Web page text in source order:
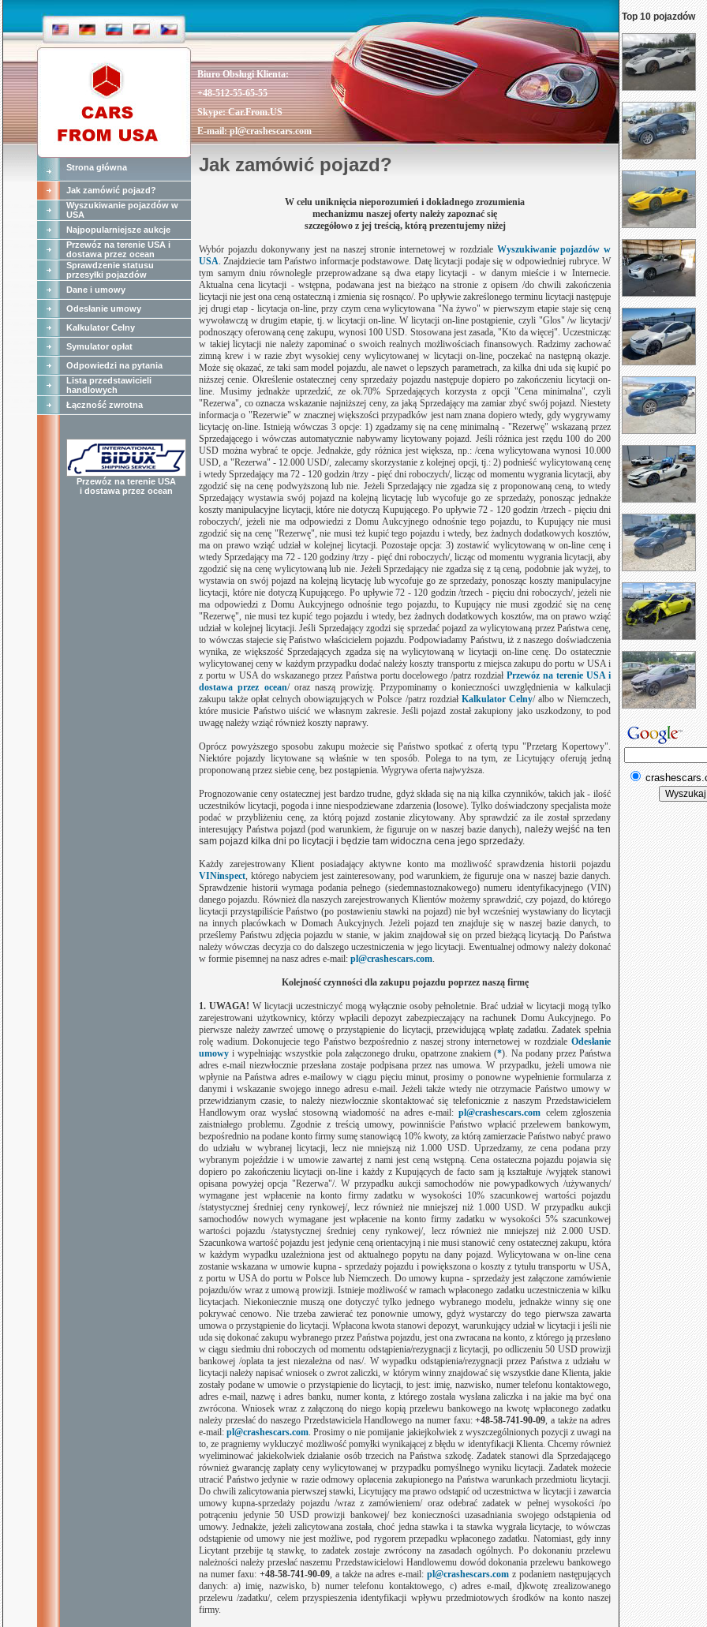
Biuro Obsługi Klienta:
+48-512-55-65-55
Skype:Car.From.US
E-mail:pl@crashescars.com
Strona główna
Jak zamówić pojazd?
Wyszukiwanie pojazdów w
USA
Najpopularniejsze aukcje
Przewóz na terenie USA i
dostawa przez ocean
Sprawdzenie statusu
przesyłki pojazdów
Dane i umowy
Odesłanie umowy
Kalkulator Celny
Symulator opłat
Odpowiedzi na pytania
Lista przedstawicieli
handlowych
Łączność zwrotna
Przewóz na terenie USA
i dostawa przez ocean
Jak zamówić pojazd?
W celu uniknięcia nieporozumień i dokładnego zrozumienia
mechanizmu naszej oferty należy zapoznać się
szczegółowo z jej treścią, którą prezentujemy niżej
Wybór pojazdu dokonywany jest na naszej stronie internetowej w rozdziale Wyszukiwanie pojazdów w
USA. Znajdziecie tam Państwo informacje podstawowe. Datę licytacji podaje się w odpowiedniej rubryce. W
tym samym dniu równolegle przeprowadzane są dwa etapy licytacji - w danym mieście i w Internecie.
Aktualna cena licytacji - wstępna, podawana jest na bieżąco na stronie z opisem /do chwili zakończenia
licytacji nie jest ona ceną ostateczną i zmienia się rosnąco/. Po upływie zakreślonego terminu licytacji następuje
jej drugi etap - licytacja on-line, przy czym cena wylicytowana "Na żywo" w pierwszym etapie staje się ceną
wywoławczą w drugim etapie, tj. w licytacji on-line. W licytacji on-line postąpienie, czyli "Glos" /w licytacji/
podnoszący oferowaną cenę zakupu, wynosi 100 USD. Stosowana jest zasada, "Kto da więcej". Uczestnicząc
w takiej licytacji nie należy zapominać o swoich realnych możliwościach finansowych. Radzimy zachować
zimną krew i w razie zbyt wysokiej ceny wylicytowanej w licytacji on-line, poczekać na następną okazje.
Może się okazać, ze taki sam model pojazdu, ale nawet o lepszych parametrach, za kilka dni uda się kupić po
niższej cenie. Określenie ostatecznej ceny sprzedaży pojazdu następuje dopiero po zakończeniu licytacji on-
line. Musimy jednakże uprzedzić, ze ok.70% Sprzedających korzysta z opcji "Cena minimalna", czyli
"Rezerwa", co oznacza wskazanie najniższej ceny, za jaką Sprzedający ma zamiar zbyć swój pojazd. Niestety
informacja o "Rezerwie" w znacznej większości przypadków jest nam znana dopiero wtedy, gdy wygrywamy
licytację on-line. Istnieją wówczas 3 opcje: 1) zgadzamy się na cenę minimalną - "Rezerwę" wskazaną przez
Sprzedającego i wówczas automatycznie nabywamy licytowany pojazd. Jeśli różnica jest rzędu 100 do 200
USD można wybrać te opcje. Jednakże, gdy różnica jest większa, np.: /cena wylicytowana wynosi 10.000
USD, a "Rezerwa" - 12.000 USD/, zalecamy skorzystanie z kolejnej opcji, tj.: 2) podnieść wylicytowaną cenę
i wtedy Sprzedający ma 72 - 120 godzin /trzy - pięć dni roboczych/, licząc od momentu wygrania licytacji, aby
zgodzić się na cenę podwyższoną lub nie. Jeżeli Sprzedający nie zgadza się z proponowaną ceną, to wtedy
Sprzedający wystawia swój pojazd na kolejną licytację lub wycofuje go ze sprzedaży, ponosząc jednakże
koszty manipulacyjne licytacji, które nie dotyczą Kupującego. Po upływie 72 - 120 godzin /trzech - pięciu dni
roboczych/, jeżeli nie ma odpowiedzi z Domu Aukcyjnego odnośnie tego pojazdu, to Kupujący nie musi
zgodzić się na cenę "Rezerwę", nie musi też kupić tego pojazdu i wtedy, bez żadnych dodatkowych kosztów,
ma on prawo wziąć udział w kolejnej licytacji. Pozostaje opcja: 3) zostawić wylicytowaną w on-line cenę i
wtedy Sprzedający ma 72 - 120 godziny /trzy - pięć dni roboczych/, licząc od momentu wygrania licytacji, aby
zgodzić się na cenę wylicytowaną lub nie. Jeżeli Sprzedający nie zgadza się z tą ceną, podobnie jak wyżej, to
wystawia on swój pojazd na kolejną licytację lub wycofuje go ze sprzedaży, ponosząc koszty manipulacyjne
licytacji, które nie dotyczą Kupującego. Po upływie 72 - 120 godzin /trzech - pięciu dni roboczych/, jeżeli nie
ma odpowiedzi z Domu Aukcyjnego odnośnie tego pojazdu, to Kupujący nie musi zgodzić się na cenę
"Rezerwę", nie musi tez kupić tego pojazdu i wtedy, bez żadnych dodatkowych kosztów, ma on prawo wziąć
udział w kolejnej licytacji. Jeśli Sprzedający zgodzi się sprzedać pojazd za wylicytowaną przez Państwa cenę,
to wówczas stajecie się Państwo właścicielem pojazdu. Podpowiadamy Państwu, iż z naszego doświadczenia
wynika, ze większość Sprzedających zgadza się na wylicytowaną w licytacji on-line cenę. Do ostatecznie
wylicytowanej ceny w każdym przypadku dodać należy koszty transportu z miejsca zakupu do portu w USA i
z portu w USA do wskazanego przez Państwa portu docelowego /patrz rozdziałPrzewóz na terenie USA i
dostawa przez ocean/ oraz naszą prowizję. Przypominamy o konieczności uwzględnienia w kalkulacji
zakupu także opłat celnych obowiązujących w Polsce /patrz rozdział Kalkulator Celny/ albo w Niemczech,
które musicie Państwo uiścić we własnym zakresie. Jeśli pojazd został zakupiony jako uszkodzony, to pod
uwagę należy wziąć również koszty naprawy.
Oprócz powyższego sposobu zakupu możecie się Państwo spotkać z ofertą typu "Przetarg Kopertowy".
Niektóre pojazdy licytowane są właśnie w ten sposób. Polega to na tym, ze Licytujący oferują jedną
proponowaną przez siebie cenę, bez postąpienia. Wygrywa oferta najwyższa.
Prognozowanie ceny ostatecznej jest bardzo trudne, gdyż składa się na nią kilka czynników, takich jak - ilość
uczestników licytacji, pogoda i inne niespodziewane zdarzenia (losowe). Tylko doświadczony specjalista może
podać w przybliżeniu cenę, za którą pojazd zostanie zlicytowany. Aby sprawdzić za ile został sprzedany
interesujący Państwa pojazd (pod warunkiem, że figuruje on w naszej bazie danych), należy wejść na ten
sam pojazd kilka dni po licytacji i będzie tam widoczna cena jego sprzedaży.
Każdy zarejestrowany Klient posiadający aktywne konto ma możliwość sprawdzenia historii pojazdu
VINinspect, którego nabyciem jest zainteresowany, pod warunkiem, że figuruje ona w naszej bazie danych.
Sprawdzenie historii wymaga podania pełnego (siedemnastoznakowego) numeru identyfikacyjnego (VIN)
danego pojazdu. Również dla naszych zarejestrowanych Klientów możemy sprawdzić, czy pojazd, do którego
licytacji przystąpiliście Państwo (po postawieniu stawki na pojazd) nie był wcześniej wystawiany do licytacji
na innych placówkach w Domach Aukcyjnych. Jeżeli pojazd ten znajduje się w naszej bazie danych, to
prześlemy Państwu zdjęcia pojazdu w stanie, w jakim znajdował się on przed bieżącą licytacją. Do Państwa
należy wówczas decyzja co do dalszego uczestniczenia w jego licytacji. Ewentualnej odmowy należy dokonać
w formie pisemnej na nasz adres e-mail: pl@crashescars.com.
Kolejność czynności dla zakupu pojazdu poprzez naszą firmę
1. UWAGA! W licytacji uczestniczyć mogą wyłącznie osoby pełnoletnie. Brać udział w licytacji mogą tylko
zarejestrowani użytkownicy, którzy wpłacili depozyt zabezpieczający na rachunek Domu Aukcyjnego. Po
pierwsze należy zawrzeć umowę o przystąpienie do licytacji, przewidującą wpłatę zadatku. Zadatek spełnia
rolę wadium. Dokonujecie tego Państwo bezpośrednio z naszej strony internetowej w rozdziale Odesłanie
umowy i wypełniając wszystkie pola załączonego druku, opatrzone znakiem (*). Na podany przez Państwa
adres e-mail niezwłocznie przesłana zostaje podpisana przez nas umowa. W przypadku, jeżeli umowa nie
wpłynie na Państwa adres e-mailowy w ciągu pięciu minut, prosimy o ponowne wypełnienie formularza z
danymi i wskazanie swojego innego adresu e-mail. Jeżeli także wtedy nie otrzymacie Państwo umowy w
przewidzianym czasie, to należy niezwłocznie skontaktować się telefonicznie z naszym Przedstawicielem
Handlowym oraz wysłać stosowną wiadomość na adres e-mail: pl@crashescars.com celem zgłoszenia
zaistniałego problemu. Zgodnie z treścią umowy, powinniście Państwo wpłacić przelewem bankowym,
bezpośrednio na podane konto firmy sumę stanowiącą 10% kwoty, za którą zamierzacie Państwo nabyć prawo
do udziału w wybranej licytacji, lecz nie mniejszą niż 1.000 USD. Uprzedzamy, ze cena podana przy
wybranym pojeździe i w umowie zawartej z nami jest ceną wstępną. Cena ostateczna pojazdu pojawia się
dopiero po zakończeniu licytacji on-line i każdy z Kupujących de facto sam ją kształtuje /wyjątek stanowi
opisana powyżej opcja "Rezerwa"/. W przypadku aukcji samochodów nie powypadkowych /używanych/
wymagane jest wpłacenie na konto firmy zadatku w wysokości 10% szacunkowej wartości pojazdu
/statystycznej średniej ceny rynkowej/, lecz również nie mniejszej niż 1.000 USD. W przypadku aukcji
samochodów nowych wymagane jest wpłacenie na konto firmy zadatku w wysokości 5% szacunkowej
wartości pojazdu /statystycznej średniej ceny rynkowej/, lecz również nie mniejszej niż 2.000 USD.
Szacunkowa wartość pojazdu jest jedynie ceną orientacyjną i nie musi stanowić ceny ostatecznej zakupu, która
w każdym wypadku uzależniona jest od aktualnego popytu na dany pojazd. Wylicytowana w on-line cena
zostanie wskazana w umowie kupna - sprzedaży pojazdu i powiększona o koszty z tytułu transportu w USA,
z portu w USA do portu w Polsce lub Niemczech. Do umowy kupna - sprzedaży jest załączone zamówienie
pojazdu/ów wraz z umową prowizji. Istnieje możliwość w ramach wpłaconego zadatku uczestniczenia w kilku
licytacjach. Niekoniecznie muszą one dotyczyć tylko jednego wybranego modelu, jednakże winny się one
pokrywać cenowo. Nie trzeba zawierać tez ponownie umowy, gdyż wystarczy do tego pierwsza zawarta
umowa o przystąpienie do licytacji. Wpłacona kwota stanowi depozyt, warunkujący udział w licytacji i jeśli nie
uda się dokonać zakupu wybranego przez Państwa pojazdu, jest ona zwracana na konto, z którego ją przesłano
w ciągu siedmiu dni roboczych od momentu odstąpienia/rezygnacji z licytacji, po odliczeniu 50 USD prowizji
bankowej /oplata ta jest niezależna od nas/. W wypadku odstąpienia/rezygnacji przez Państwa z udziału w
licytacji należy napisać wniosek o zwrot zaliczki, w którym winny znajdować się wszystkie dane Klienta, jakie
zostały podane w umowie o przystąpienie do licytacji, to jest: imię, nazwisko, numer telefonu kontaktowego,
adres e-mail, nazwę i adres banku, numer konta, z którego została wysłana zaliczka i na jakie ma być ona
zwrócona. Wniosek wraz z załączoną do niego kopią przelewu bankowego na kwotę wpłaconego zadatku
należy przesłać do naszego Przedstawiciela Handlowego na numer faxu:+48-58-741-90-09, atakże na adres
e-mail:pl@crashescars.com. Prosimy o nie pomijanie jakiejkolwiek z wyszczególnionych pozycji z uwagi na
to, ze pragniemy wykluczyć możliwość pomyłki wynikającej z błędu w identyfikacji Klienta. Chcemy również
wyeliminować jakiekolwiek działanie osób trzecich na Państwa szkodę. Zadatek stanowi dla Sprzedającego
również gwarancję zapłaty ceny wylicytowanej w przypadku pomyślnego wyniku licytacji. Zadatek możecie
utracić Państwo jedynie w razie odmowy opłacenia zakupionego na Państwa warunkach przedmiotu licytacji.
Do chwili zalicytowania pierwszej stawki, Licytujący ma prawo odstąpić od uczestnictwa w licytacji i zawarcia
umowy kupna-sprzedaży pojazdu /wraz z zamówieniem/ oraz odebrać zadatek w pełnej wysokości /po
potrąceniu jedynie 50 USD prowizji bankowej/ bez konieczności uzasadniania swojego odstąpienia od
umowy. Jednakże, jeżeli zalicytowana została, choć jedna stawka i ta stawka wygrała licytacje, to wówczas
odstąpienie od umowy nie jest możliwe, pod rygorem przepadku wpłaconego zadatku. Natomiast, gdy inny
Licytant przebije tą stawkę, to zadatek zostaje zwrócony na zasadach ogólnych. Po dokonaniu przelewu
należności należy przesłać naszemu Przedstawicielowi Handlowemu dowód dokonania przelewu bankowego
na numer faxu: +48-58-741-90-09, atakże na adres e-mail:pl@crashescars.com z podaniem następujących
danych: a) imię, nazwisko, b) numer telefonu kontaktowego, c) adres e-mail, d)kwotę zrealizowanego
przelewu /zadatku/, celem przyspieszenia identyfikacji wpływu przedmiotowych środków na konto naszej
firmy.
Top 10 pojazdów